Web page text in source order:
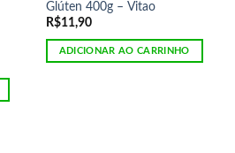
Glúten 400g – Vitao
R$11,90
ADICIONAR AO CARRINHO